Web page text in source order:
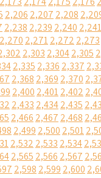
2,206 2,207 2,208
2,238 2,239 2,240 2,241
2,270 2,2712,272 2,273
2,303 2,3042,305
2,335 2,336 2,337
2,368 2,369 2,370
2,400 2,4012,402
2,433 2,4342,435
2,466 2,467 2,468
2,499 2,500 2,501
2,532 2,533 2,534
2,565 2,566 2,567
2,598 2,599 2,600